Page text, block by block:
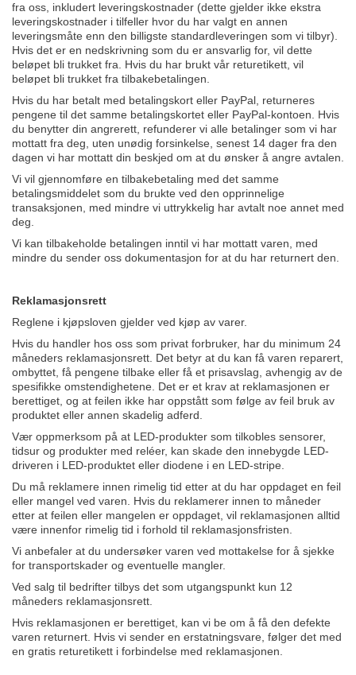
fra oss, inkludert leveringskostnader (dette gjelder ikke ekstra
leveringskostnader i tilfeller hvor du har valgt en annen
leveringsmåte enn den billigste standardleveringen som vi tilbyr).
Hvis det er en nedskrivning som du er ansvarlig for, vil dette
beløpet bli trukket fra. Hvis du har brukt vår returetikett, vil
beløpet bli trukket fra tilbakebetalingen.
Hvis du har betalt med betalingskort eller PayPal, returneres
pengene til det samme betalingskortet eller PayPal-kontoen. Hvis
du benytter din angrerett, refunderer vi alle betalinger som vi har
mottatt fra deg, uten unødig forsinkelse, senest 14 dager fra den
dagen vi har mottatt din beskjed om at du ønsker å angre avtalen.
Vi vil gjennomføre en tilbakebetaling med det samme
betalingsmiddelet som du brukte ved den opprinnelige
transaksjonen, med mindre vi uttrykkelig har avtalt noe annet med
deg.
Vi kan tilbakeholde betalingen inntil vi har mottatt varen, med
mindre du sender oss dokumentasjon for at du har returnert den.
Reklamasjonsrett
Reglene i kjøpsloven gjelder ved kjøp av varer.
Hvis du handler hos oss som privat forbruker, har du minimum 24
måneders reklamasjonsrett. Det betyr at du kan få varen reparert,
ombyttet, få pengene tilbake eller få et prisavslag, avhengig av de
spesifikke omstendighetene. Det er et krav at reklamasjonen er
berettiget, og at feilen ikke har oppstått som følge av feil bruk av
produktet eller annen skadelig adferd.
Vær oppmerksom på at LED-produkter som tilkobles sensorer,
tidsur og produkter med reléer, kan skade den innebygde LED-
driveren i LED-produktet eller diodene i en LED-stripe.
Du må reklamere innen rimelig tid etter at du har oppdaget en feil
eller mangel ved varen. Hvis du reklamerer innen to måneder
etter at feilen eller mangelen er oppdaget, vil reklamasjonen alltid
være innenfor rimelig tid i forhold til reklamasjonsfristen.
Vi anbefaler at du undersøker varen ved mottakelse for å sjekke
for transportskader og eventuelle mangler.
Ved salg til bedrifter tilbys det som utgangspunkt kun 12
måneders reklamasjonsrett.
Hvis reklamasjonen er berettiget, kan vi be om å få den defekte
varen returnert. Hvis vi sender en erstatningsvare, følger det med
en gratis returetikett i forbindelse med reklamasjonen.